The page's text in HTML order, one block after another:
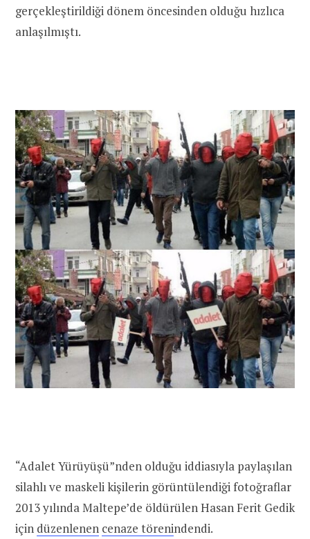
gerçekleştirildiği dönem öncesinden olduğu hızlıca
anlaşılmıştı.
“Adalet Yürüyüşü”nden olduğu iddiasıyla paylaşılan
silahlı ve maskeli kişilerin görüntülendiği fotoğraflar
2013 yılında Maltepe’de öldürülen Hasan Ferit Gedik
için düzenlenen cenaze törenindendi.